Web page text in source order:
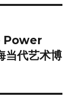
Power
代艺术博